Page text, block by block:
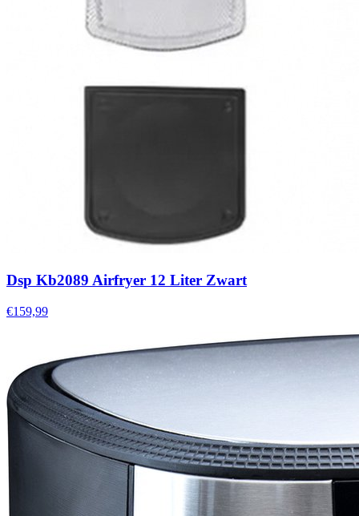
Dsp Kb2089 Airfryer 12 Liter Zwart
€159,99